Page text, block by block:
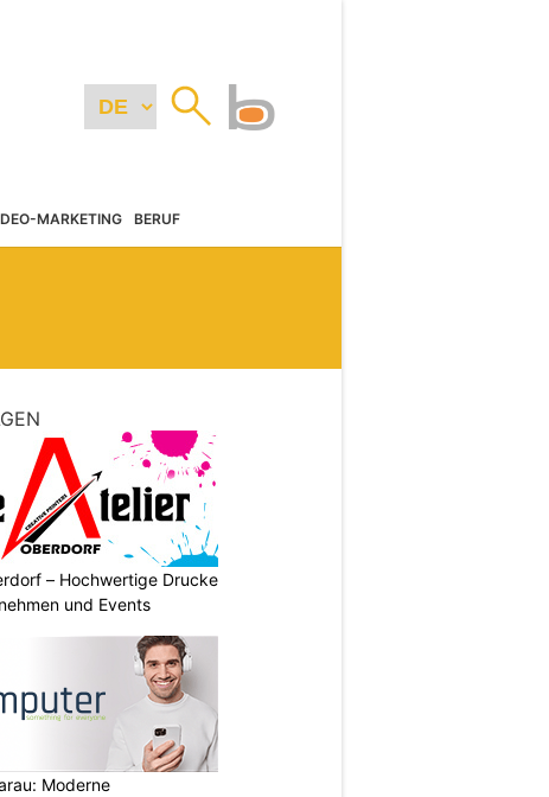
MARKETING BERUF
– Hochwertige Drucke
und Events
Moderne